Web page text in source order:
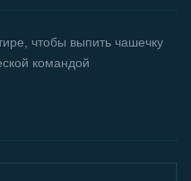
чтобы выпить чашечку
командой